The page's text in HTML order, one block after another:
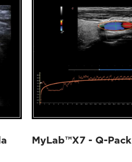
MyLab™X7 - Q-Pack